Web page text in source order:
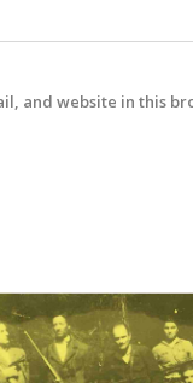
and website in this